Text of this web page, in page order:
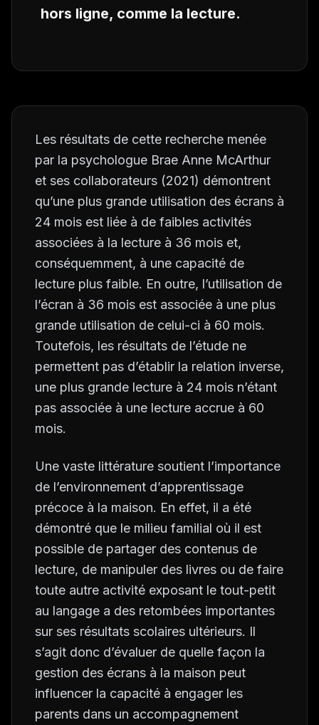
hors ligne, comme la lecture.
Les résultats de cette recherche menée
par la psychologue Brae Anne McArthur
et ses collaborateurs (2021) démontrent
qu’une plus grande utilisation des écrans à
24 mois est liée à de faibles activités
associées à la lecture à 36 mois et,
conséquemment, à une capacité de
lecture plus faible. En outre, l’utilisation de
l’écran à 36 mois est associée à une plus
grande utilisation de celui-ci à 60 mois.
Toutefois, les résultats de l’étude ne
permettent pas d’établir la relation inverse,
une plus grande lecture à 24 mois n’étant
pas associée à une lecture accrue à 60
mois.
Une vaste littérature soutient l’importance
de l’environnement d’apprentissage
précoce à la maison. En effet, il a été
démontré que le milieu familial où il est
possible de partager des contenus de
lecture, de manipuler des livres ou de faire
toute autre activité exposant le tout-petit
au langage a des retombées importantes
sur ses résultats scolaires ultérieurs. Il
s’agit donc d’évaluer de quelle façon la
gestion des écrans à la maison peut
influencer la capacité à engager les
parents dans un accompagnement